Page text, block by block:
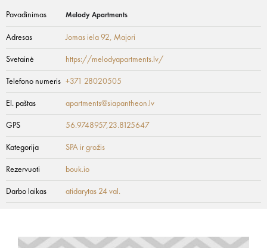
Pavadinimas Melody Apartments
Adresas Jomas iela 92, Majori
Svetainė https://melodyapartments.lv/
Telefono numeris +371 28020505
El. paštas apartments@siapantheon.lv
GPS 56.9748957,23.8125647
Kategorija SPA ir grožis
Rezervuoti bouk.io
Darbo laikas atidarytas 24 val.